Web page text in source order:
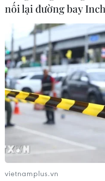
#PPP #cao tốc Bắc-Nam
#nguồn vốn nhà đầu tư
Theo dõi VietnamPlus
nối lại đường bay
vietnamplus.vn